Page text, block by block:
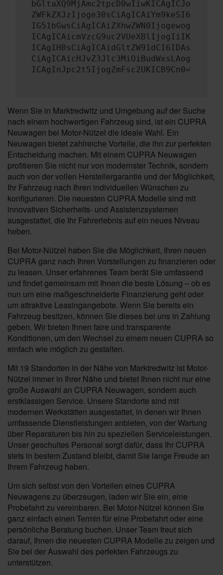
bGltaXQ9MjAmc2tpcD0wIiwKICAgICJo
ZWFkZXJzIjoge30sCiAgICAiYm9keSI6
IG51bGwsCiAgICAiZXhwZWN0Ijogewog
ICAgICAicmVzcG9uc2VUeXBlIjogIiIK
ICAgIH0sCiAgICAidGltZW91dCI6IDAs
CiAgICAicHJvZ3Jlc3MiOiBudWxsLAog
ICAgInJpc2t5IjogZmFsc2UKICB9Cn0=
Wenn Sie in Marktredwitz und Umgebung auf der Suche
nach einem hochwertigen Fahrzeug sind, ist ein CUPRA
Neuwagen bei Motor-Nützel die ideale Wahl. Ein
Neuwagen bietet zahlreiche Vorteile, die ihn zur perfekten
Entscheidung machen. Mit einem CUPRA Neuwagen
profitieren Sie nicht nur von modernster Technik, sondern
auch von der vollen Herstellergarantie und der Möglichkeit,
Ihr Fahrzeug nach Ihren individuellen Wünschen zu
konfigurieren. Die neuesten CUPRA Modelle sind mit
innovativen Sicherheits- und Assistenzsystemen
ausgestattet, die Ihr Fahrerlebnis auf ein neues Niveau
heben.
Bei Motor-Nützel haben Sie die Möglichkeit, Ihren neuen
CUPRA ganz nach Ihren Vorstellungen zu finanzieren oder
zu leasen. Unser erfahrenes Team berät Sie umfassend
und findet gemeinsam mit Ihnen die beste Lösung – ob es
nun um eine maßgeschneiderte Finanzierung geht oder
um attraktive Leasingangebote. Wenn Sie bereits ein
Fahrzeug besitzen, können Sie dieses bei uns in Zahlung
geben. Wir bieten Ihnen faire und transparente
Konditionen, um den Wechsel zu einem neuen CUPRA so
einfach wie möglich zu gestalten.
Mit 19 Standorten in der Nähe von Marktredwitz ist Motor-
Nützel immer in Ihrer Nähe und bietet Ihnen nicht nur eine
große Auswahl an CUPRA Neuwagen, sondern auch
erstklassigen Service. Unsere Standorte sind mit
modernen Werkstätten ausgestattet, in denen wir Ihnen
umfassende Dienstleistungen anbieten, von der Wartung
über Reparaturen bis hin zu speziellen Serviceleistungen.
Unser geschultes Personal sorgt dafür, dass Ihr CUPRA
stets in bestem Zustand bleibt, damit Sie lange Freude an
Ihrem Fahrzeug haben.
Um sich selbst von den Vorteilen eines CUPRA
Neuwagens zu überzeugen, laden wir Sie ein, eine
Probefahrt zu vereinbaren. Bei Motor-Nützel können Sie
ganz einfach einen Termin für eine Probefahrt oder eine
persönliche Beratung buchen. Unser Team freut sich
darauf, Ihnen die neuesten CUPRA Modelle zu zeigen und
Sie bei der Auswahl des perfekten Fahrzeugs zu
unterstützen.